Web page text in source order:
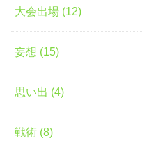
大会出場 (12)
妄想 (15)
思い出 (4)
戦術 (8)